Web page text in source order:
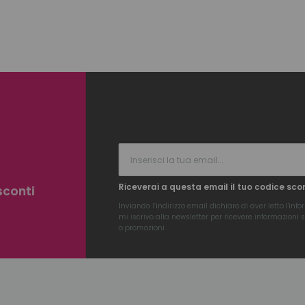
Riceverai a questa email il tuo codice
Inviando l’indirizzo email dichiaro di aver letto l'
mi iscrivo alla newsletter per ricevere informazioni
o promozioni